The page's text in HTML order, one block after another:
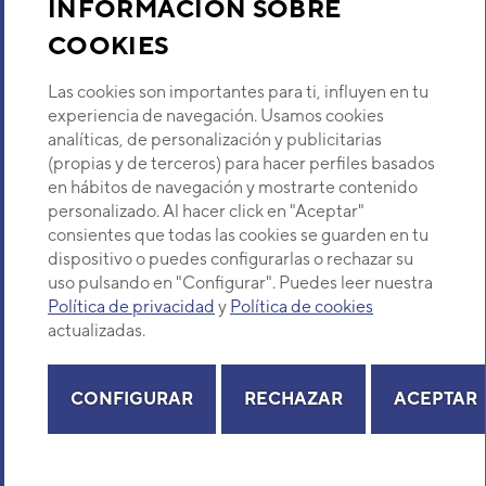
INFORMACIÓN SOBRE
COOKIES
Las cookies son importantes para ti, influyen en tu
experiencia de navegación. Usamos cookies
analíticas, de personalización y publicitarias
(propias y de terceros) para hacer perfiles basados
en hábitos de navegación y mostrarte contenido
personalizado. Al hacer click en "Aceptar"
consientes que todas las cookies se guarden en tu
dispositivo o puedes configurarlas o rechazar su
uso pulsando en "Configurar". Puedes leer nuestra
Política de privacidad y Política de cookies
actualizadas.
CONFIGURAR RECHAZAR ACEPTAR
Aire acondicionado Daitsu Caravana AAD 12
Potencia frigorífica
Recambios
Descubre Eurofred
Dónde Estamos
¿Buscas un servicio técnico?
Selecciona provincia
Provincia